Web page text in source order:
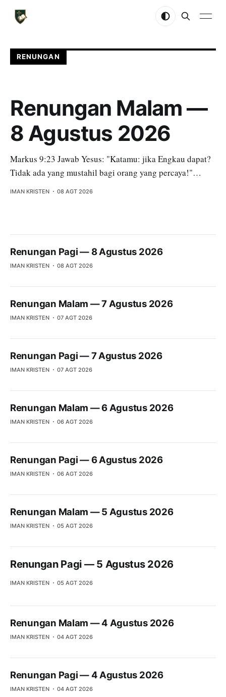
RENUNGAN
Renungan Malam —
8 Agustus 2026
Markus 9:23 Jawab Yesus: "Katamu: jika Engkau dapat?
Tidak ada yang mustahil bagi orang yang percaya!"
IMAN KRISTEN 08 AGT 2026
Renungan Pagi — 8 Agustus 2026
IMAN KRISTEN 08 AGT 2026
Renungan Malam — 7 Agustus 2026
IMAN KRISTEN 07 AGT 2026
Renungan Pagi — 7 Agustus 2026
IMAN KRISTEN 07 AGT 2026
Renungan Malam — 6 Agustus 2026
IMAN KRISTEN 06 AGT 2026
Renungan Pagi — 6 Agustus 2026
IMAN KRISTEN 06 AGT 2026
Renungan Malam — 5 Agustus 2026
IMAN KRISTEN 05 AGT 2026
Renungan Pagi — 5 Agustus 2026
IMAN KRISTEN 05 AGT 2026
Renungan Malam — 4 Agustus 2026
IMAN KRISTEN 04 AGT 2026
Renungan Pagi — 4 Agustus 2026
IMAN KRISTEN 04 AGT 2026